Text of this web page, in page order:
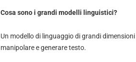
Cosa sono i grandi modelli linguistici?
Un modello di linguaggio di grandi
manipolare e generare testo.